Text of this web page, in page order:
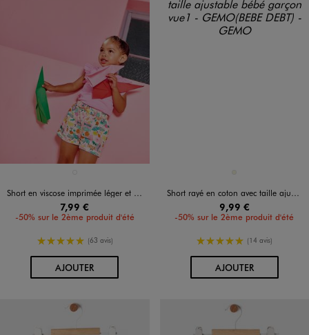
Short en viscose imprimée léger et fluide bébé fille
7,99 €
-50% sur le 2ème produit d'été
5/5 de moyenne
(63 avis)
AJOUTERAU PANIER
Short rayé en coton avec taille ajustable bébé garçon
9,99 €
-50% sur le 2ème produit d'été
5/5 de moyenne
(14 avis)
AJOUTERAU PANIER